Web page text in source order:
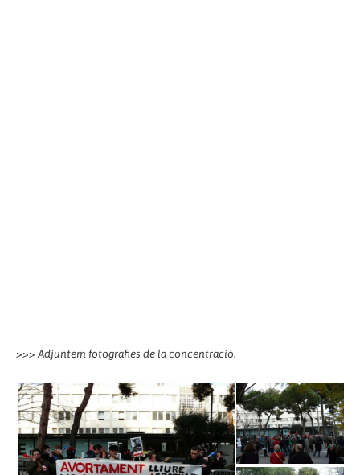
>>> Adjuntem fotografies de la concentració.